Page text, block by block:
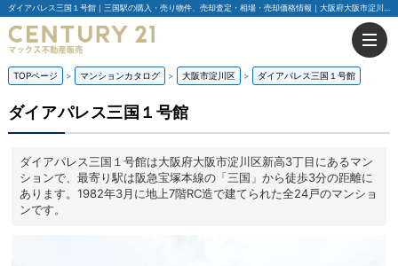
TOPページ マンションカタログ 大阪市淀川区 ダイアパレス三国１号館
ダイアパレス三国１号館
ダイアパレス三国１号館は大阪府大阪市淀川区新高3丁目にあるマン
ションで、最寄り駅は阪急宝塚本線の「三国」から徒歩3分の距離に
あります。1982年3月に地上7階RC造で建てられた全24戸のマンショ
ンです。